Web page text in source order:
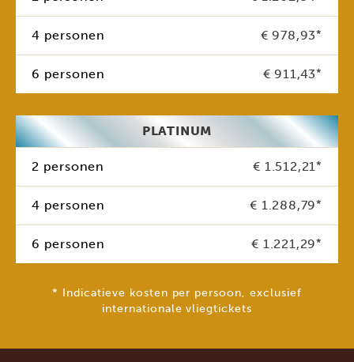
4 personen € 978,93*
6 personen € 911,43*
PLATINUM
2 personen € 1.512,21*
4 personen € 1.288,79*
6 personen € 1.221,29*
* Indicatieve kosten per persoon, exclusief
internationale vliegtickets